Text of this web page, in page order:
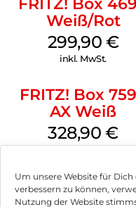
Um unsere Website für
verbessern zu können,
Nutzung der Website
FRITZ! Box
Weiß/Rot
299,90 €
inkl. MwSt.
FRITZ! Box
AX Weiß
328,90€
inkl. MwSt.